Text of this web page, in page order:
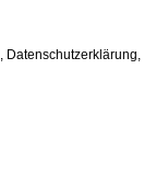
, Datenschutzerklärung,